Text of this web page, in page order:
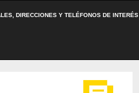
DIRECCIONES Y TELÉFONOS DE INTERÉS